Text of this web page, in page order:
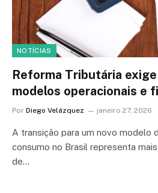
NOTÍCIAS
Reforma Tributária
modelos operacionais e
Por Diego Velázquez janeiro 27, 2026
A transição para um novo modelo
consumo no Brasil representa
de…